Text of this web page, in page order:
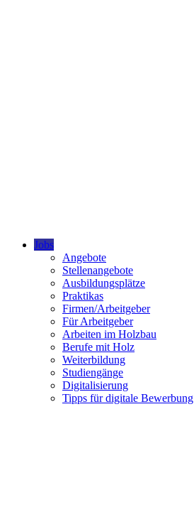
Jobs
Angebote
Stellenangebote
Ausbildungsplätze
Praktikas
Firmen/Arbeitgeber
Für Arbeitgeber
Arbeiten im Holzbau
Berufe mit Holz
Weiterbildung
Studiengänge
Digitalisierung
Tipps für digitale Bewerbung